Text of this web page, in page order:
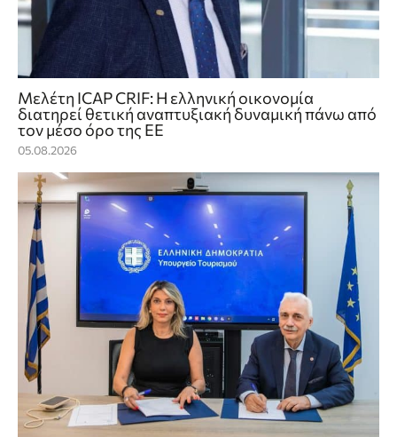
Μελέτη ICAP CRIF: Η ελληνική οικονομία
διατηρεί θετική αναπτυξιακή δυναμική πάνω από
τον μέσο όρο της ΕΕ
05.08.2026